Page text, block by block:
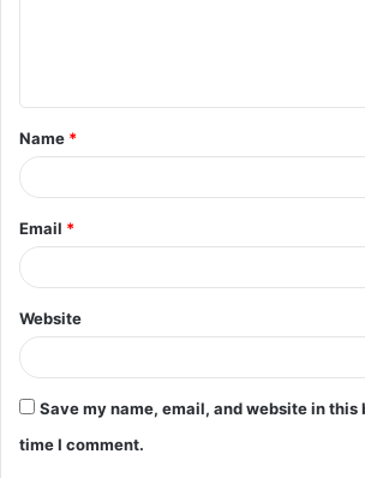
t
*
Name *
Email *
Website
Save my name, email, and website in this
time I comment.